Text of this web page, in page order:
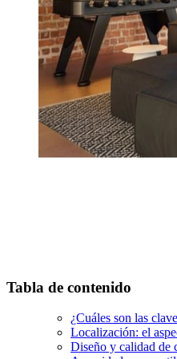
Tabla de contenido
¿Cuáles son las
Localización: el
Diseño y calidad de